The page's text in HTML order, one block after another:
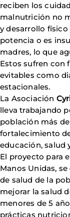
reciben los
malnutrición no
y desarrollo
potencia o es
madres, lo que
Estos sufren con
evitables como
estacionales.
La Asociación
lleva trabajando
población más
fortalecimiento
educación, salud
El proyecto para
Manos Unidas,
de salud de la
mejorar la salud
menores de 5
prácticas